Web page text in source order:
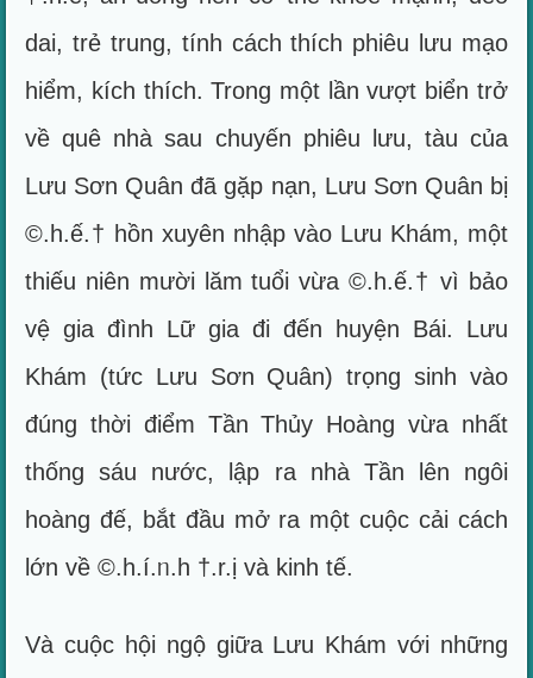
dai, trẻ trung, tính cách thích phiêu lưu mạo
hiểm, kích thích. Trong một lần vượt biển trở
về quê nhà sau chuyến phiêu lưu, tàu của
Lưu Sơn Quân đã gặp nạn, Lưu Sơn Quân bị
©.h.ế.† hồn xuyên nhập vào Lưu Khám, một
thiếu niên mười lăm tuổi vừa ©.h.ế.† vì bảo
vệ gia đình Lữ gia đi đến huyện Bái. Lưu
Khám (tức Lưu Sơn Quân) trọng sinh vào
đúng thời điểm Tần Thủy Hoàng vừa nhất
thống sáu nước, lập ra nhà Tần lên ngôi
hoàng đế, bắt đầu mở ra một cuộc cải cách
lớn về ©.h.í.ᥒ.h †.r.ị và kinh tế.
Và cuộc hội ngộ giữa Lưu Khám với những